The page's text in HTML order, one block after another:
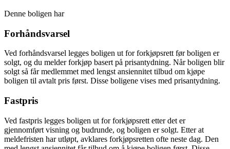
Denne boligen har
Forhåndsvarsel
Ved forhåndsvarsel legges boligen ut for forkjøpsrett før boligen er
solgt, og du melder forkjøp basert på prisantydning. Når boligen blir
solgt så får medlemmet med lengst ansiennitet tilbud om kjøpe
boligen til avtalt pris først. Disse boligene vises med prisantydning.
Fastpris
Ved fastpris legges boligen ut for forkjøpsrett etter det er
gjennomført visning og budrunde, og boligen er solgt. Etter at
meldefristen har utløpt, avklares forkjøpsretten ofte neste dag. Den